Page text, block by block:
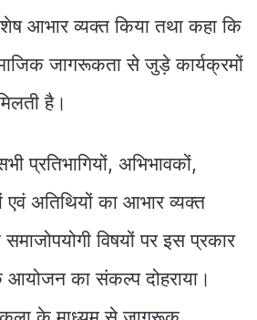
आभार व्यक्त किया तथा कहा कि
जागरूकता से जुड़े कार्यक्रमों
है।
प्रतिभागियों, अभिभावकों,
एवं अतिथियों का आभार व्यक्त
विषयों पर इस प्रकार
आयोजन का संकल्प दोहराया।